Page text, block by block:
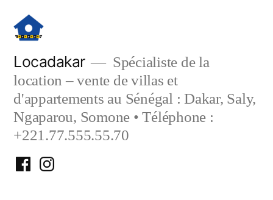
contenu
Locadakar
Spécialiste de la
location – vente de villas et
d'appartements au Sénégal : Dakar, Saly,
Ngaparou, Somone • Téléphone :
+221.77.555.55.70
FacebookInstagram